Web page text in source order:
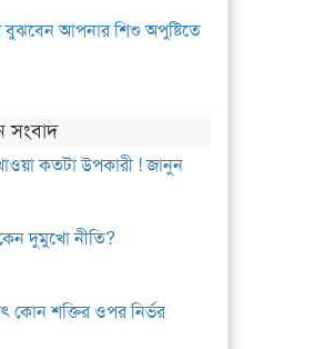
বুঝবেন আপনার শিশু অপুষ্টিতে
সংবাদ
কতটা উপকারী ! জানুন
দুমুখো নীতি?
কোন শক্তির ওপর নির্ভর